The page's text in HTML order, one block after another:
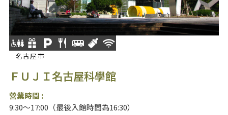
名古屋市
ＦＵＪＩ名古屋科學館
營業時間 :
9:30～17:00（最後入館時間為16:30）